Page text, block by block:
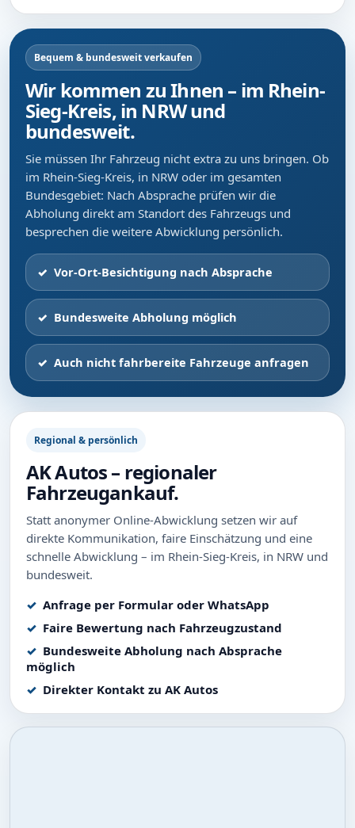
Bequem & bundesweit verkaufen
Wir kommen zu Ihnen – im Rhein-
Sieg-Kreis, in NRW und
bundesweit.
Sie müssen Ihr Fahrzeug nicht extra zu uns bringen. Ob
im Rhein-Sieg-Kreis, in NRW oder im gesamten
Bundesgebiet: Nach Absprache prüfen wir die
Abholung direkt am Standort des Fahrzeugs und
besprechen die weitere Abwicklung persönlich.
Vor-Ort-Besichtigung nach Absprache
Bundesweite Abholung möglich
Auch nicht fahrbereite Fahrzeuge anfragen
Regional & persönlich
AK Autos – regionaler
Fahrzeugankauf.
Statt anonymer Online-Abwicklung setzen wir auf
direkte Kommunikation, faire Einschätzung und eine
schnelle Abwicklung – im Rhein-Sieg-Kreis, in NRW und
bundesweit.
Anfrage per Formular oder WhatsApp
Faire Bewertung nach Fahrzeugzustand
Bundesweite Abholung nach Absprache
möglich
Direkter Kontakt zu AK Autos